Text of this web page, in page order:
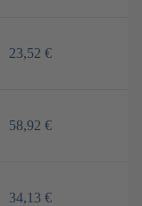
23,52 €
58,92 €
34,13 €